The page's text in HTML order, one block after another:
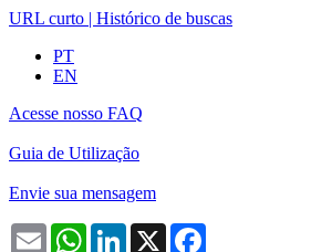
URL curto | Histórico de buscas
PT
EN
Acesse nosso FAQ
Guia de Utilização
Envie sua mensagem
Email WhatsAppLinkedIn
X